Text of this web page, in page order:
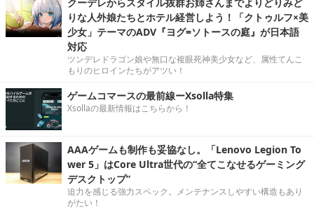
クーデレからスタイル抜群お姉さんまでよりどりみど
りな人外娘たちとホテル経営しよう！「クトゥルフ×美
少女」テーマのADV『ヨグ=ソトースの庭』が日本語
対応
ツンデレドラゴン娘や無口な複眼死神美少女など、属性てんこ
もりのヒロインたちがアツい！
ゲームコマースの最前線ーXsolla特集
Xsollaの最新情報はこちらから！
AAAゲームも制作も妥協なし。「Lenovo Legion To
wer 5」はCore Ultra世代の“全てこなせるゲーミング
デスクトップ”
迫力を感じる強力スペック。メンテナンスしやすい構造もあり
がたい！